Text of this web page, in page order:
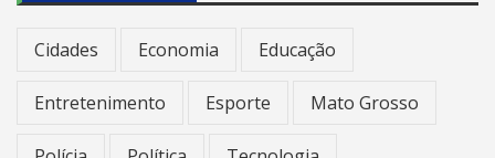
Cidades Economia Educação
Entretenimento Esporte Mato Grosso